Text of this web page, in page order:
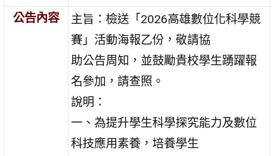
公告內容
主旨：檢送「2026高雄數位化科學競
賽」活動海報乙份，敬請協
助公告周知，並鼓勵貴校學生踴躍報
名參加，請查照。
說明：
一、為提升學生科學探究能力及數位
科技應用素養，培養學生